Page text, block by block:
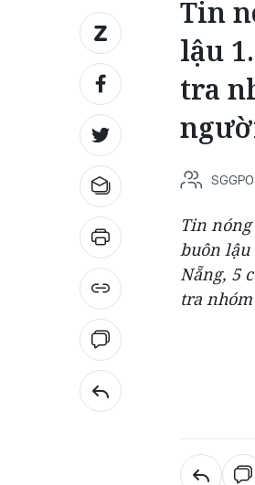
Tin
lậu
tra
SGGPO
Tin nóng
buôn lậu
Nẵng, 5
tra